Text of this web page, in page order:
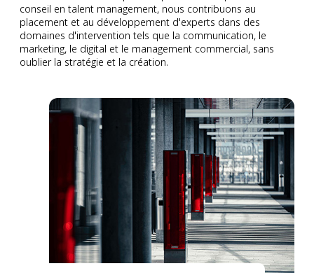
d’évolution. Puis nous accompagnons les
collaborateurs et les équipes dans les phases de
transition (prise de poste, mobilité, réorganisation)
pour clarifier les priorités, aligner les parties
prenantes et agir efficacement.
performante.
managers, dirigeants et équipes à développer une
posture authentique, aligné et efficace.
conseil en talent management, nous contribuons au
placement et au développement d'experts dans des
domaines d'intervention tels que la communication, le
marketing, le digital et le management commercial, sans
oublier la stratégie et la création.